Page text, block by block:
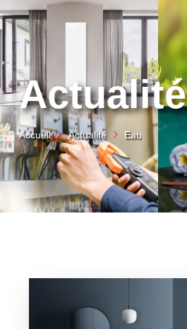
Actualité
Accueil Actualité Eau